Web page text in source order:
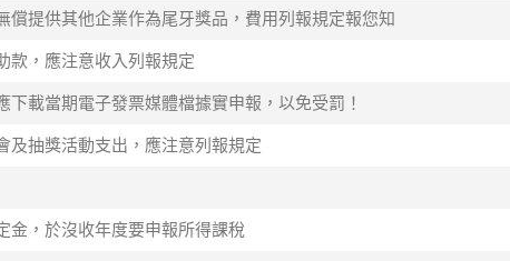
償提供其他企業作為尾牙獎品，費用列報規定報您知
款，應注意收入列報規定
下載當期電子發票媒體檔據實申報，以免受罰！
及抽獎活動支出，應注意列報規定
金，於沒收年度要申報所得課稅